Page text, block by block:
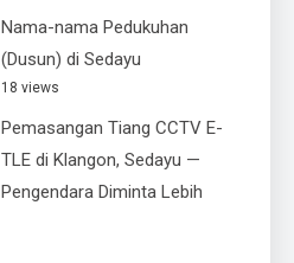
Nama-nama Pedukuhan
(Dusun) di Sedayu
18 views
Pemasangan Tiang CCTV E-
TLE di Klangon, Sedayu —
Pengendara Diminta Lebih